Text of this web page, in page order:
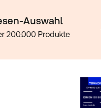
Auswahl
200.000 Produkte